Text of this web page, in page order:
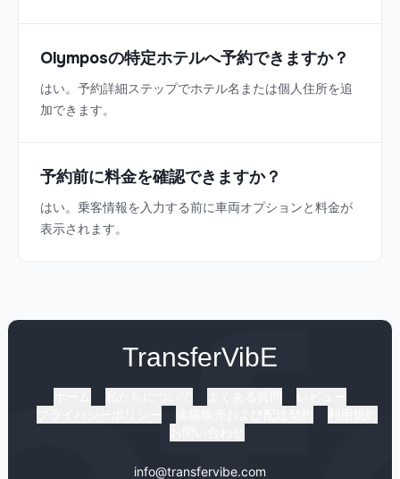
Olymposの特定ホテルへ予約できますか？
はい。予約詳細ステップでホテル名または個人住所を追
加できます。
予約前に料金を確認できますか？
はい。乗客情報を入力する前に車両オプションと料金が
表示されます。
TransferVibE
info@transfervibe.com